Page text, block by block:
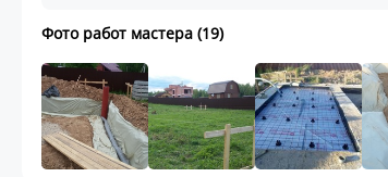
Фото работ мастера (19)